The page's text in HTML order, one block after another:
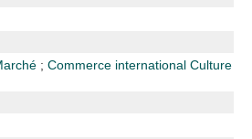
;Commerce internationalCulture